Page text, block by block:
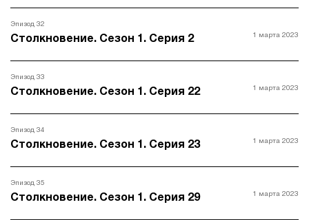
Эпизод 32
Столкновение. Сезон 1. Серия 2 1 марта 2023
Эпизод 33
Столкновение. Сезон 1. Серия 22 1 марта 2023
Эпизод 34
Столкновение. Сезон 1. Серия 23 1 марта 2023
Эпизод 35
Столкновение. Сезон 1. Серия 29 1 марта 2023